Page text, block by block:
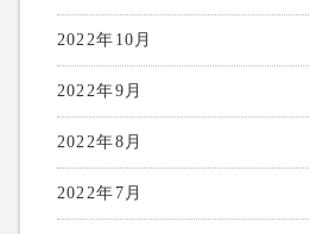
2022年10月
2022年9月
2022年8月
2022年7月